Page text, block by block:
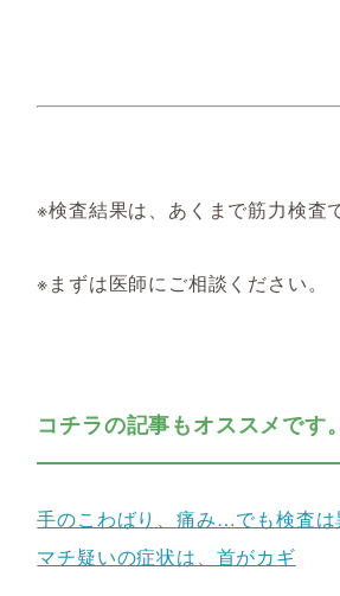
※検査結果は、あくまで筋力検査
※まずは医師にご相談ください。
コチラの記事もオススメです。
手のこわばり、痛み…でも検査は
マチ疑いの症状は、首がカギ